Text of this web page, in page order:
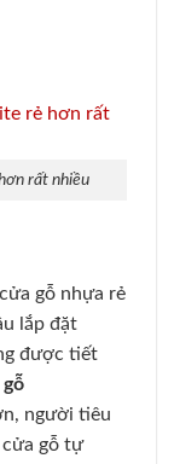
rất nhiều
gỗ nhựa rẻ
lắp đặt
được tiết
người tiêu
gỗ tự